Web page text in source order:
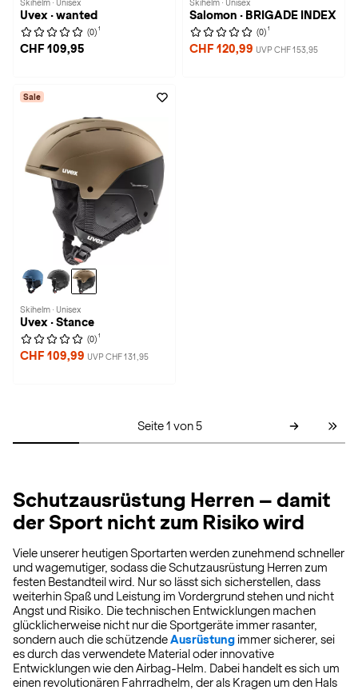
Skihelm · Unisex
Uvex · wanted
(0) 1
CHF 109,95
Skihelm · Unisex
Salomon · BRIGADE INDEX
(0) 1
CHF 120,99 UVP CHF 153,95
Sale
Skihelm · Unisex
Uvex · Stance
(0) 1
CHF 109,99 UVP CHF 131,95
Seite 1 von 5
Schutzausrüstung Herren – damit
der Sport nicht zum Risiko wird
Viele unserer heutigen Sportarten werden zunehmend schneller
und wagemutiger, sodass die Schutzausrüstung Herren zum
festen Bestandteil wird. Nur so lässt sich sicherstellen, dass
weiterhin Spaß und Leistung im Vordergrund stehen und nicht
Angst und Risiko. Die technischen Entwicklungen machen
glücklicherweise nicht nur die Sportgeräte immer rasanter,
sondern auch die schützendeAusrüstung immer sicherer, sei
es durch das verwendete Material oder innovative
Entwicklungen wie den Airbag-Helm. Dabei handelt es sich um
einen revolutionären Fahrradhelm, der als Kragen um den Hals